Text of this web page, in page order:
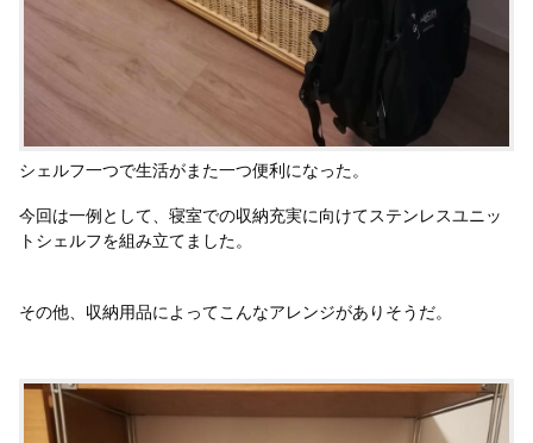
シェルフ一つで生活がまた一つ便利になった。
今回は一例として、寝室での収納充実に向けてステンレスユニッ
トシェルフを組み立てました。
その他、収納用品によってこんなアレンジがありそうだ。